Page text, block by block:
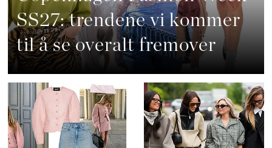
SS27: trendene vi kommer
til å se overalt fremover